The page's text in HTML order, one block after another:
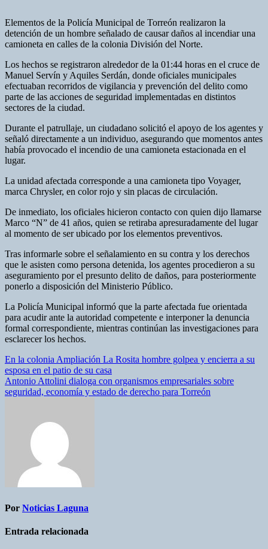
Elementos de la Policía Municipal de Torreón realizaron la
detención de un hombre señalado de causar daños al incendiar una
camioneta en calles de la colonia División del Norte.
Los hechos se registraron alrededor de la 01:44 horas en el cruce de
Manuel Servín y Aquiles Serdán, donde oficiales municipales
efectuaban recorridos de vigilancia y prevención del delito como
parte de las acciones de seguridad implementadas en distintos
sectores de la ciudad.
Durante el patrullaje, un ciudadano solicitó el apoyo de los agentes y
señaló directamente a un individuo, asegurando que momentos antes
había provocado el incendio de una camioneta estacionada en el
lugar.
La unidad afectada corresponde a una camioneta tipo Voyager,
marca Chrysler, en color rojo y sin placas de circulación.
De inmediato, los oficiales hicieron contacto con quien dijo llamarse
Marco “N” de 41 años, quien se retiraba apresuradamente del lugar
al momento de ser ubicado por los elementos preventivos.
Tras informarle sobre el señalamiento en su contra y los derechos
que le asisten como persona detenida, los agentes procedieron a su
aseguramiento por el presunto delito de daños, para posteriormente
ponerlo a disposición del Ministerio Público.
La Policía Municipal informó que la parte afectada fue orientada
para acudir ante la autoridad competente e interponer la denuncia
formal correspondiente, mientras continúan las investigaciones para
esclarecer los hechos.
Navegación
de
entradas
En la colonia Ampliación La Rosita hombre golpea y encierra a su
esposa en el patio de su casa
Antonio Attolini dialoga con organismos empresariales sobre
seguridad, economía y estado de derecho para Torreón
Por Noticias Laguna
Entrada relacionada